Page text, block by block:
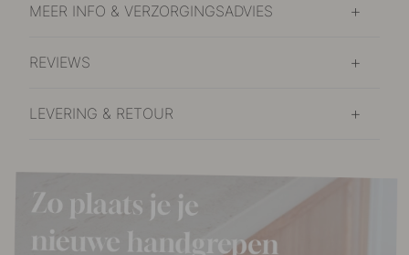
MEER INFO & VERZORGINGSADVIES
REVIEWS
LEVERING & RETOUR